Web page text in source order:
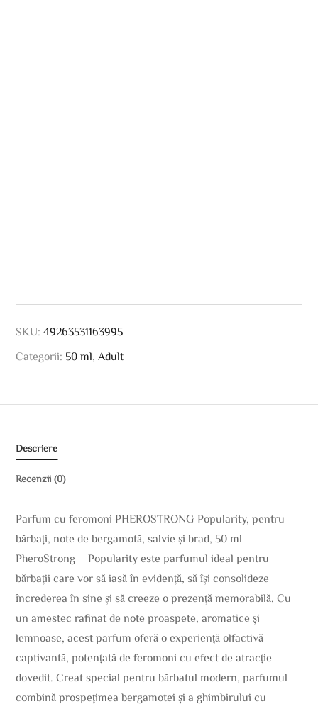
SKU:49263531163995
Categorii: 50 ml Adult
Descriere
Recenzii (0)
Parfum cu feromoni PHEROSTRONG Popularity, pentru
bărbați, note de bergamotă, salvie și brad, 50 ml
PheroStrong – Popularity este parfumul ideal pentru
bărbații care vor să iasă în evidență, să își consolideze
încrederea în sine și să creeze o prezență memorabilă. Cu
un amestec rafinat de note proaspete, aromatice și
lemnoase, acest parfum oferă o experiență olfactivă
captivantă, potențată de feromoni cu efect de atracție
dovedit. Creat special pentru bărbatul modern, parfumul
combină prospețimea bergamotei și a ghimbirului cu